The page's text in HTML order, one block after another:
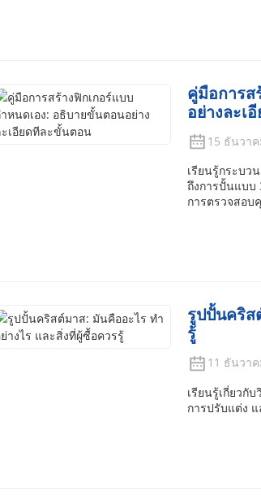
คู่มือการส
อย่างละเ
15 ธันวา
เรียนรู้กระบว
ถึงการปั้นแบบ
การตรวจสอ
รูปปั้นคริส
รู้
11 ธันวา
เรียนรู้เกี่ยวกั
การปรับแต่ง